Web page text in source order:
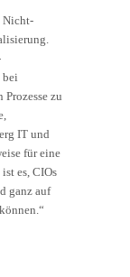
Nicht-
bei
zu
IT und
für eine
es, CIOs
ganz auf